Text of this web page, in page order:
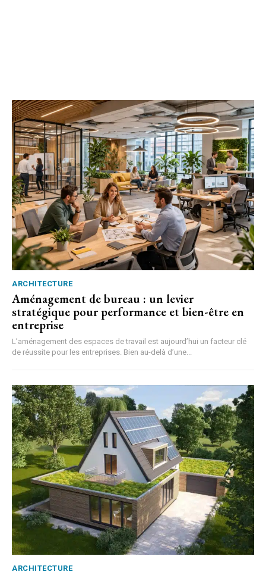
ARCHITECTURE
Aménagement de bureau : un levier
stratégique pour performance et bien-être en
entreprise
L’aménagement des espaces de travail est aujourd’hui un facteur clé
de réussite pour les entreprises. Bien au-delà d’une...
ARCHITECTURE